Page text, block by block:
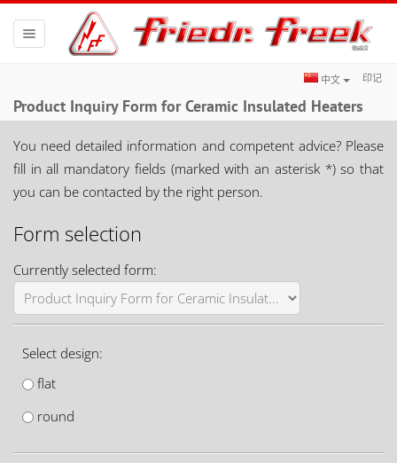
印记
中文
Toggle
navigation
Product Inquiry Form for Ceramic Insulated Heaters
You need detailed information and competent advice? Please
fill in all mandatory fields (marked with an asterisk *) so that
you can be contacted by the right person.
Form selection
Currently selected form:
Select design:
flat
round